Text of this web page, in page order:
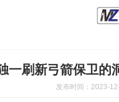
一刷新弓箭保卫的
发布时间：2023-